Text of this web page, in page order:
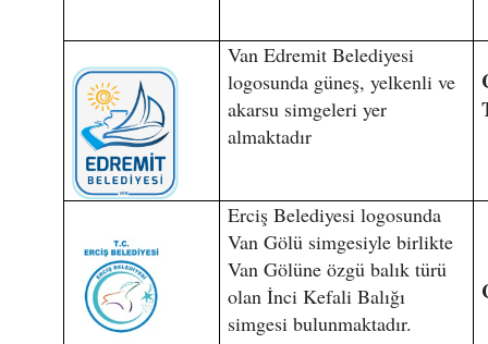
Van Edremit Belediyesi
logosunda güneş, yelkenli ve
akarsu simgeleri yer
almaktadır
Erciş Belediyesi logosunda
Van Gölü simgesiyle birlikte
Van Gölüne özgü balık türü
olan İnci Kefali Balığı
simgesi bulunmaktadır.